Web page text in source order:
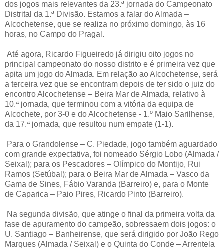
dos jogos mais relevantes da 23.ª jornada do Campeonato
Distrital da 1.ª Divisão. Estamos a falar do Almada –
Alcochetense, que se realiza no próximo domingo, às 16
horas, no Campo do Pragal.
Até agora, Ricardo Figueiredo já dirigiu oito jogos no
principal campeonato do nosso distrito e é primeira vez que
apita um jogo do Almada. Em relação ao Alcochetense, será
a terceira vez que se encontram depois de ter sido o juiz do
encontro Alcochetense – Beira Mar de Almada, relativo à
10.ª jornada, que terminou com a vitória da equipa de
Alcochete, por 3-0 e do Alcochetense - 1.º Maio Sarilhense,
da 17.ª jornada, que resultou num empate (1-1).
Para o Grandolense – C. Piedade, jogo também aguardado
com grande expectativa, foi nomeado Sérgio Lobo (Almada /
Seixal); para os Pescadores – Olímpico do Montijo, Rui
Ramos (Setúbal); para o Beira Mar de Almada – Vasco da
Gama de Sines, Fábio Varanda (Barreiro) e, para o Monte
de Caparica – Paio Pires, Ricardo Pinto (Barreiro).
Na segunda divisão, que atinge o final da primeira volta da
fase de apuramento do campeão, sobressaem dois jogos: o
U. Santiago – Banheirense, que será dirigido por João Rego
Marques (Almada / Seixal) e o Quinta do Conde – Arrentela